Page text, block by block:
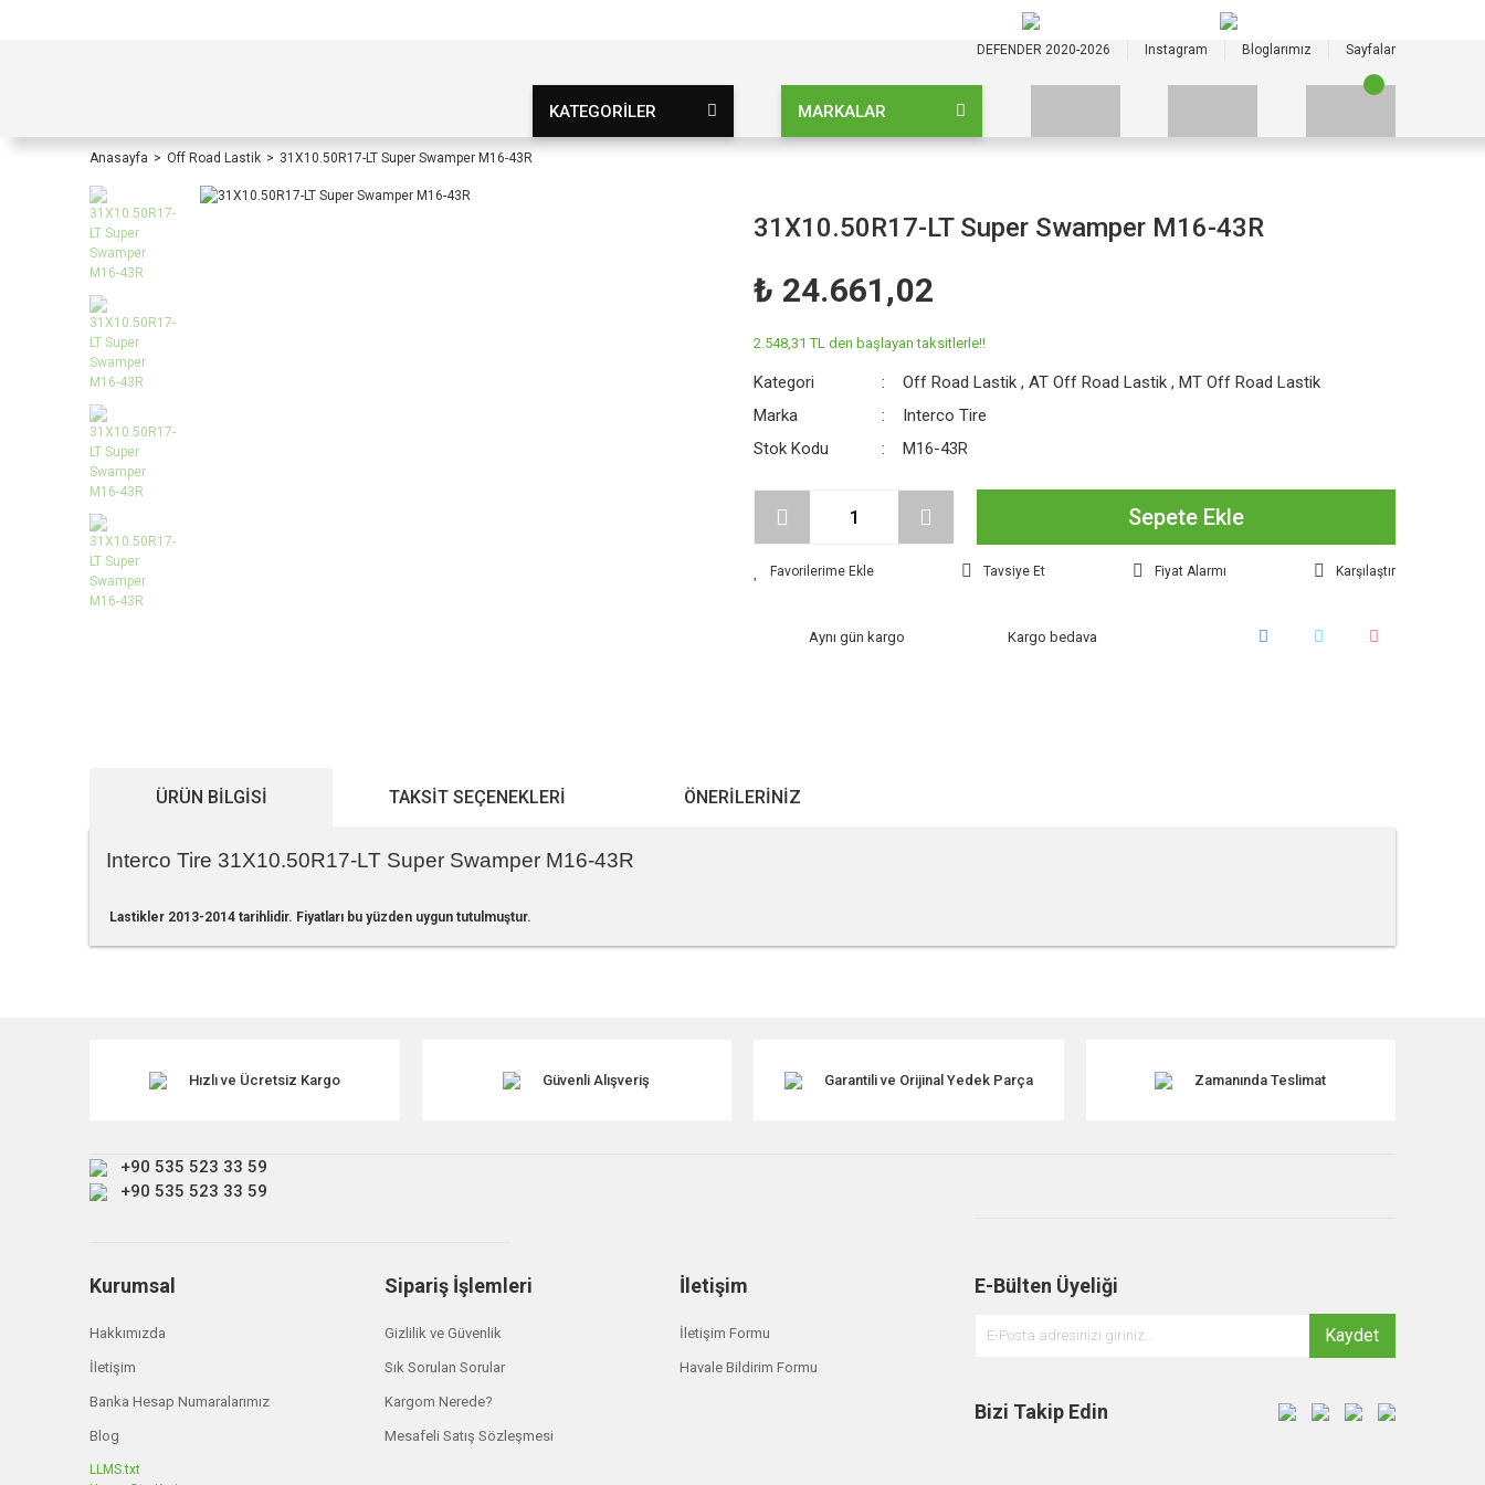
DEFENDER 2020-2026 Instagram Bloglarımız Sayfalar
KATEGORİLER MARKALAR
Anasayfa Off Road Lastik 31X10.50R17-LT Super Swamper M16-43R
31X10.50R17-LT Super Swamper M16-43R
₺ 24.661,02
2.548,31 TL den başlayan taksitlerle!!
Kategori Off Road Lastik ,AT Off Road Lastik ,MT Off Road Lastik
Marka
Interco Tire
Stok Kodu
M16-43R
Sepete Ekle
Tavsiye Et Fiyat Alarmı Karşılaştır
Aynı gün kargo Kargo bedava
ÜRÜN BILGISI TAKSIT SEÇENEKLERI ÖNERILERINIZ
Interco Tire 31X10.50R17-LT Super Swamper M16-43R
Lastikler 2013-2014 tarihlidir. Fiyatları bu yüzden uygun tutulmuştur.
Ürün açıklamasında eksik bilgiler bulunuyor.
Bu ürüne benzer farklı alternatifler olmalı.
Hızlı ve Ücretsiz Kargo Güvenli Alışveriş Garantili ve Orijinal Yedek Parça Zamanında Teslimat
+90 535 523 33 59
+90 535 523 33 59
Kurumsal
Hakkımızda
İletişim
Banka Hesap Numaralarımız
Blog
LLMS.txt
Sipariş İşlemleri
Gizlilik ve Güvenlik
Sık Sorulan Sorular
Kargom Nerede?
Mesafeli Satış Sözleşmesi
İletişim
İletişim Formu
Havale Bildirim Formu
E-Bülten Üyeliği
Kaydet
Bizi Takip Edin